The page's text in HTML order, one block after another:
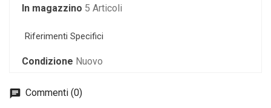
In magazzino 5 Articoli
Riferimenti Specifici
Condizione Nuovo
Commenti (0)